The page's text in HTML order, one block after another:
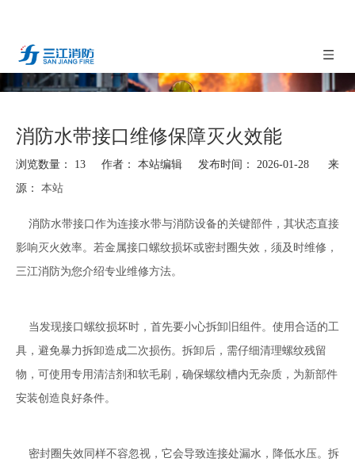
消防水带接口维修保障灭火效能
浏览数量： 13 作者： 本站编辑 发布时间： 2026-01-28 来
源： 本站
["facebook","twitter","line","wechat","linkedin","pinterest","whatsapp"]
消防水带接口作为连接水带与消防设备的关键部件，其状态直接
影响灭火效率。若金属接口螺纹损坏或密封圈失效，须及时维修，
三江消防为您介绍专业维修方法。
当发现接口螺纹损坏时，首先要小心拆卸旧组件。使用合适的工
具，避免暴力拆卸造成二次损伤。拆卸后，需仔细清理螺纹残留
物，可使用专用清洁剂和软毛刷，确保螺纹槽内无杂质，为新部件
安装创造良好条件。
密封圈失效同样不容忽视，它会导致连接处漏水，降低水压。拆